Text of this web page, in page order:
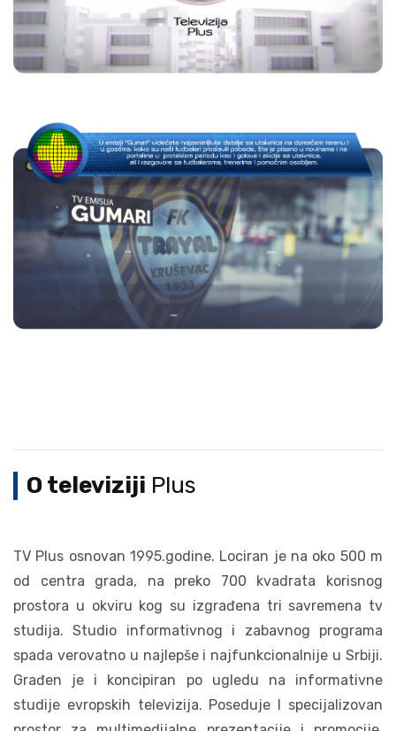
O televiziji Plus
TV Plus osnovan 1995.godine. Lociran je na oko 500 m
od centra grada, na preko 700 kvadrata korisnog
prostora u okviru kog su izgrađena tri savremena tv
studija. Studio informativnog i zabavnog programa
spada verovatno u najlepše i najfunkcionalnije u Srbiji.
Građen je i koncipiran po ugledu na informativne
studije evropskih televizija. Poseduje I specijalizovan